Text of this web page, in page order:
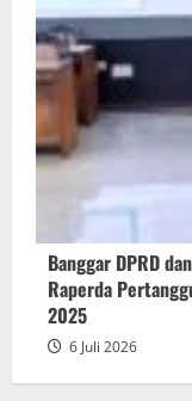
Banggar DPRD
Raperda
2025
6 Juli 2026